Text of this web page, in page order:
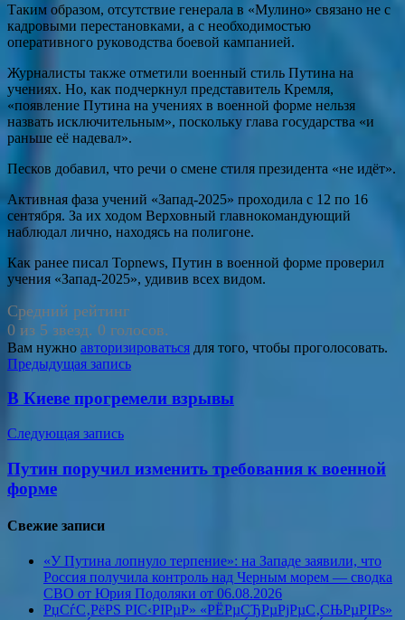
Таким образом, отсутствие генерала в «Мулино» связано не с
кадровыми перестановками, а с необходимостью
оперативного руководства боевой кампанией.
Журналисты также отметили военный стиль Путина на
учениях. Но, как подчеркнул представитель Кремля,
«появление Путина на учениях в военной форме нельзя
назвать исключительным», поскольку глава государства «и
раньше её надевал».
Песков добавил, что речи о смене стиля президента «не идёт».
Активная фаза учений «Запад-2025» проходила с 12 по 16
сентября. За их ходом Верховный главнокомандующий
наблюдал лично, находясь на полигоне.
Как ранее писал Topnews, Путин в военной форме проверил
учения «Запад-2025», удивив всех видом.
Средний рейтинг
0 из 5 звезд. 0 голосов.
Вам нужно авторизироваться для того, чтобы проголосовать.
Навигация
по
записям
Предыдущая запись
В Киеве прогремели взрывы
Следующая запись
Путин поручил изменить требования к военной
форме
Свежие записи
«У Путина лопнуло терпение»: на Западе заявили, что
Россия получила контроль над Черным морем — сводка
СВО от Юрия Подоляки от 06.08.2026
РџСѓС‚РёРЅ РІС‹РІРµР» «РЁРµСЂРµРјРµС‚СЊРµРІРѕ»